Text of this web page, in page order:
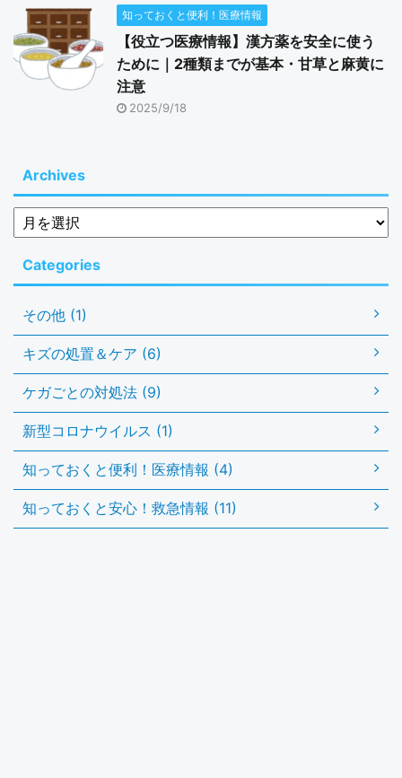
知っておくと便利！医療情報
【役立つ医療情報】漢方薬を安全に使う
ために｜2種類までが基本・甘草と麻黄に
注意
2025/9/18
Archives
Categories
その他 (1)
キズの処置＆ケア (6)
ケガごとの対処法 (9)
新型コロナウイルス (1)
知っておくと便利！医療情報 (4)
知っておくと安心！救急情報 (11)